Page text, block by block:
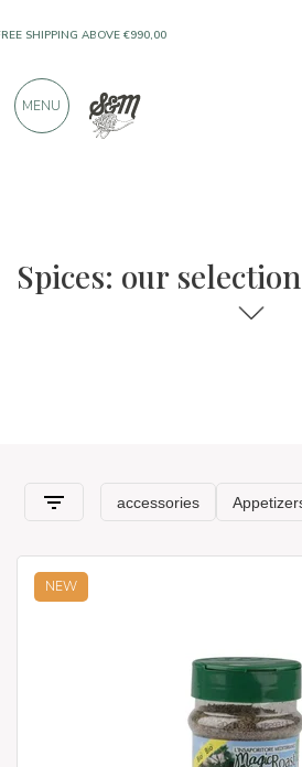
Spices: our
NEW
SHIPPING ABOVE €990,00
PRODUCTS FROM EXCELLENT
MENU